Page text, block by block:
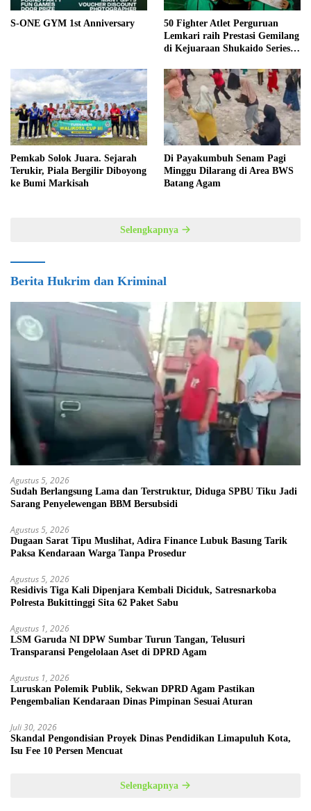
S-ONE GYM 1st Anniversary
50 Fighter Atlet Perguruan
Lemkari raih Prestasi Gemilang
di Kejuaraan Shukaido Series 1
Pemkab Solok Juara. Sejarah
Terukir, Piala Bergilir Diboyong
ke Bumi Markisah
Di Payakumbuh Senam Pagi
Minggu Dilarang di Area BWS
Batang Agam
Selengkapnya
Berita Hukrim dan Kriminal
Agustus 5, 2026
Sudah Berlangsung Lama dan Terstruktur, Diduga SPBU Tiku Jadi
Sarang Penyelewengan BBM Bersubsidi
Agustus 5, 2026
Dugaan Sarat Tipu Muslihat, Adira Finance Lubuk Basung Tarik
Paksa Kendaraan Warga Tanpa Prosedur
Agustus 5, 2026
Residivis Tiga Kali Dipenjara Kembali Diciduk, Satresnarkoba
Polresta Bukittinggi Sita 62 Paket Sabu
Agustus 1, 2026
LSM Garuda NI DPW Sumbar Turun Tangan, Telusuri
Transparansi Pengelolaan Aset di DPRD Agam
Agustus 1, 2026
Luruskan Polemik Publik, Sekwan DPRD Agam Pastikan
Pengembalian Kendaraan Dinas Pimpinan Sesuai Aturan
Juli 30, 2026
Skandal Pengondisian Proyek Dinas Pendidikan Limapuluh Kota,
Isu Fee 10 Persen Mencuat
Selengkapnya